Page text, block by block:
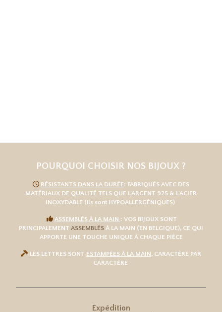
POURQUOI CHOISIR NOS BIJOUX ?
 RÉSISTANTS DANS LA DURÉE: FABRIQUÉS AVEC DES
MATÉRIAUX DE QUALITÉ TELS QUE L 'ARGENT 925 & L'ACIER
INOXYDABLE (ils sont HYPOALLERGÉNIQUES)
 ASSEMBLÉS À LA MAIN : VOS BIJOUX SONT
PRINCIPALEMENT ASSEMBLÉS À LA MAIN (EN BELGIQUE), CE QUI
APPORTE UNE TOUCHE UNIQUE À CHAQUE PIÈCE
 LES LETTRES SONT ESTAMPÉES À LA MAIN, CARACTÈRE PAR
CARACTÈRE
Expédition